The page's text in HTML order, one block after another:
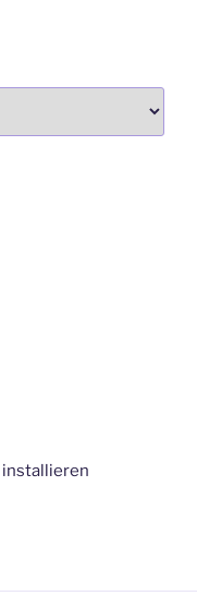
installieren